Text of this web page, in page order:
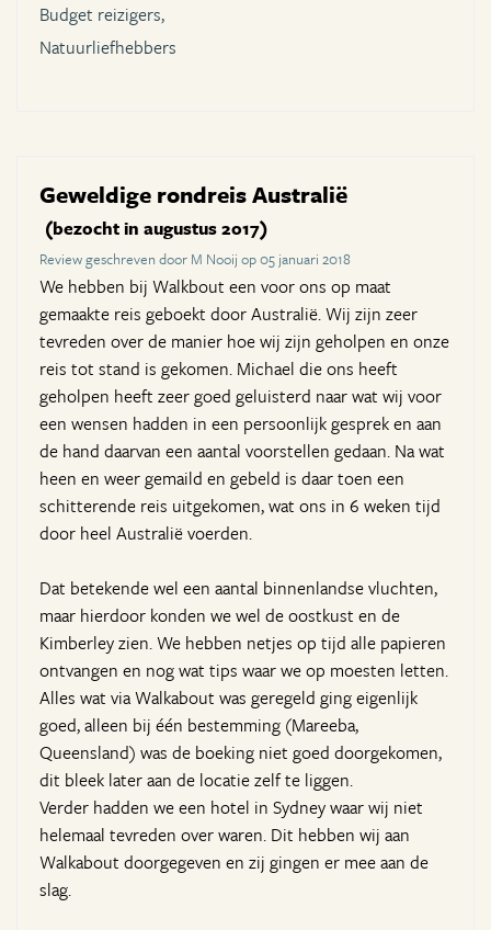
Budget reizigers,
Natuurliefhebbers
Geweldige rondreis Australië
(bezocht in augustus 2017)
Review geschreven door M Nooij op 05 januari 2018
We hebben bij Walkbout een voor ons op maat
gemaakte reis geboekt door Australië. Wij zijn zeer
tevreden over de manier hoe wij zijn geholpen en onze
reis tot stand is gekomen. Michael die ons heeft
geholpen heeft zeer goed geluisterd naar wat wij voor
een wensen hadden in een persoonlijk gesprek en aan
de hand daarvan een aantal voorstellen gedaan. Na wat
heen en weer gemaild en gebeld is daar toen een
schitterende reis uitgekomen, wat ons in 6 weken tijd
door heel Australië voerden.
Dat betekende wel een aantal binnenlandse vluchten,
maar hierdoor konden we wel de oostkust en de
Kimberley zien. We hebben netjes op tijd alle papieren
ontvangen en nog wat tips waar we op moesten letten.
Alles wat via Walkabout was geregeld ging eigenlijk
goed, alleen bij één bestemming (Mareeba,
Queensland) was de boeking niet goed doorgekomen,
dit bleek later aan de locatie zelf te liggen.
Verder hadden we een hotel in Sydney waar wij niet
helemaal tevreden over waren. Dit hebben wij aan
Walkabout doorgegeven en zij gingen er mee aan de
slag.